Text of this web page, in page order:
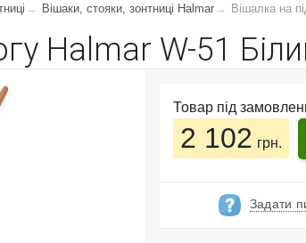
Вішаки, стояки, зонтниці Halmar Вішалка на
Halmar W-51
Товар під
2 102 грн.
Задати